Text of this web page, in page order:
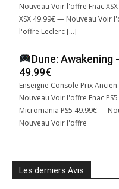
Nouveau Voir l'offre Fnac
XSX 49.99€ — Nouveau Voir
l'offre Leclerc […]
Dune: Awakening
49.99€
Enseigne Console Prix
Nouveau Voir l'offre Fnac
Micromania PS5 49.99€ —
Nouveau Voir l'offre
Les derniers Avis